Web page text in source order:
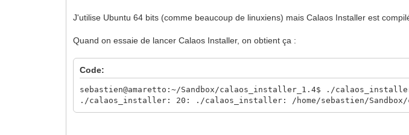
J'utilise Ubuntu 64 bits (comme beaucoup de linuxiens) mais Calaos Installer est
Quand on essaie de lancer Calaos Installer, on obtient ça :
Code:
sebastien@amaretto:~/Sandbox/calaos_installer_1.4$ ./
./calaos_installer: 20: ./calaos_installer: /home/sebastien/